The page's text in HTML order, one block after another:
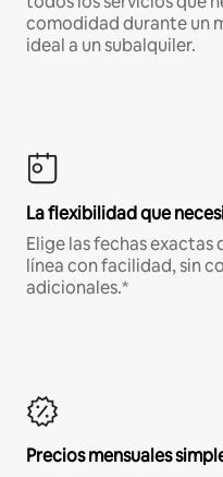
comodidad durante un
ideal a un subalquiler.
La flexibilidad que
Elige las fechas exactas
línea con facilidad, sin
adicionales.*
Precios mensuales